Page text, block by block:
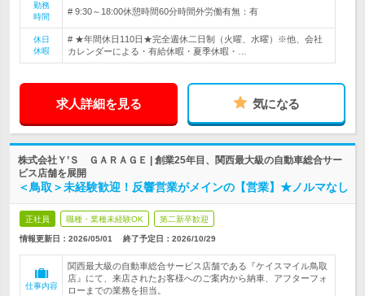
勤務
時間
# 9:30～18:00休憩時間60分時間外労働有無：有
休日
休暇
# ★年間休日110日★完全週休二日制（火曜、水曜）※他、会社
カレンダーによる・有給休暇・夏季休暇・…
求人詳細を見る 気になる
株式会社Ｙ’Ｓ ＧＡＲＡＧＥ | 創業25年目、関西最大級の自動車総合サー
ビス店舗を展開
＜鳥取＞未経験歓迎！反響営業がメインの【営業】★ノルマなし
正社員 職種・業種未経験OK 第二新卒歓迎
情報更新日：2026/05/01 終了予定日： 2026/10/29
仕事内容
関西最大級の自動車総合サービス店舗である『ケイスマイル鳥取
店』にて、来店されたお客様へのご案内から納車、アフターフォ
ローまでの業務を担当。